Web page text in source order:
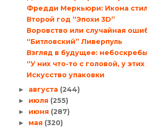
Фредди Меркьюри: Икона
Второй год “Эпохи 3D”
Воровство или случайная
“Битловский” Ливерпуль
Взгляд в будущее: небоскребы
“У них что-то с головой, у
Искусство упаковки
► августа (244)
► июля (255)
► июня (287)
► мая (320)